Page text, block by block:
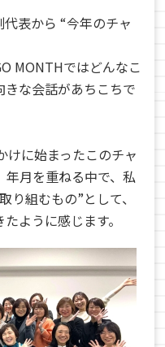
表から “今年のチャ
MONTHではどんなこ
な会話があちこちで
けに始まったこのチャ
年月を重ねる中で、私
り組むもの”として、
ように感じます。